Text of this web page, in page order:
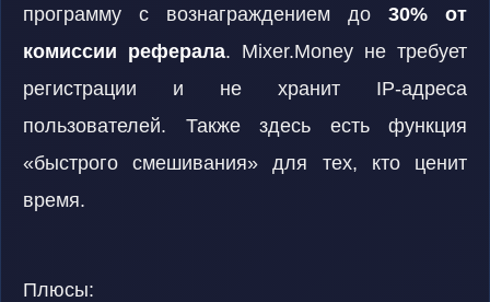
программу с вознаграждением до 30% от
комиссии реферала. Mixer.Money не требует
регистрации и не хранит IP-адреса
пользователей. Также здесь есть функция
«быстрого смешивания» для тех, кто ценит
время.
Плюсы: